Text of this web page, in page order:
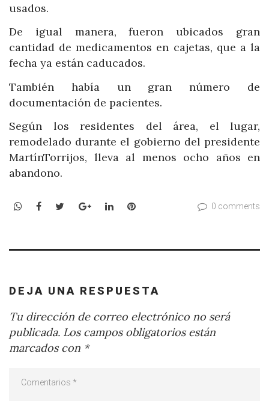
usados.
De igual manera, fueron ubicados gran
cantidad de medicamentos en cajetas, que a la
fecha ya están caducados.
También había un gran número de
documentación de pacientes.
Según los residentes del área, el lugar,
remodelado durante el gobierno del presidente
MartínTorrijos, lleva al menos ocho años en
abandono.
WhatsApp
Facebook
TwitterGoogle+LinkedInPinterest 0 comments
DEJA UNA RESPUESTA
Tu dirección de correo electrónico no será
publicada. Los campos obligatorios están
marcados con *